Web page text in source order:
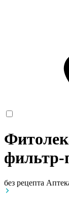
фильтр-
без рецепта